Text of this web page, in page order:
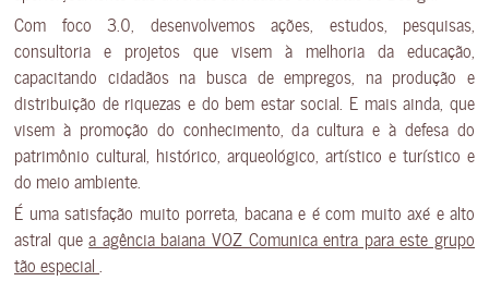
Com foco 3.0, desenvolvemos ações, estudos, pesquisas,
consultoria e projetos que visem à melhoria da educação,
capacitando cidadãos na busca de empregos, na produção e
distribuição de riquezas e do bem estar social. E mais ainda, que
visem à promoção do conhecimento, da cultura e à defesa do
patrimônio cultural, histórico, arqueológico, artístico e turístico e
do meio ambiente.
É uma satisfação muito porreta, bacana e é com muito axé e alto
astral quea agência baiana VOZ Comunica entra para este grupo
tão especial